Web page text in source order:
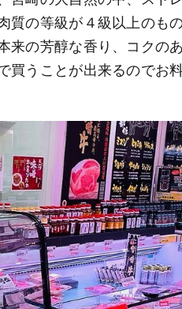
質の等級が４級以上のも
来の芳醇な香り、コクの
買うことが出来るのでお